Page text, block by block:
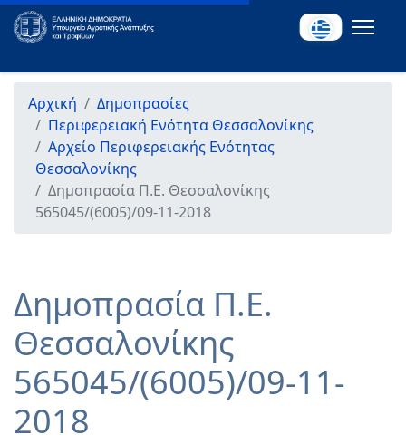
Αρχική
Δημοπρασίες
Περιφερειακή Ενότητα Θεσσαλονίκης
Αρχείο Περιφερειακής Ενότητας
Θεσσαλονίκης
Δημοπρασία Π.Ε. Θεσσαλονίκης
565045/(6005)/09-11-2018
Δημοπρασία Π.Ε.
Θεσσαλονίκης
565045/(6005)/09-11-
2018